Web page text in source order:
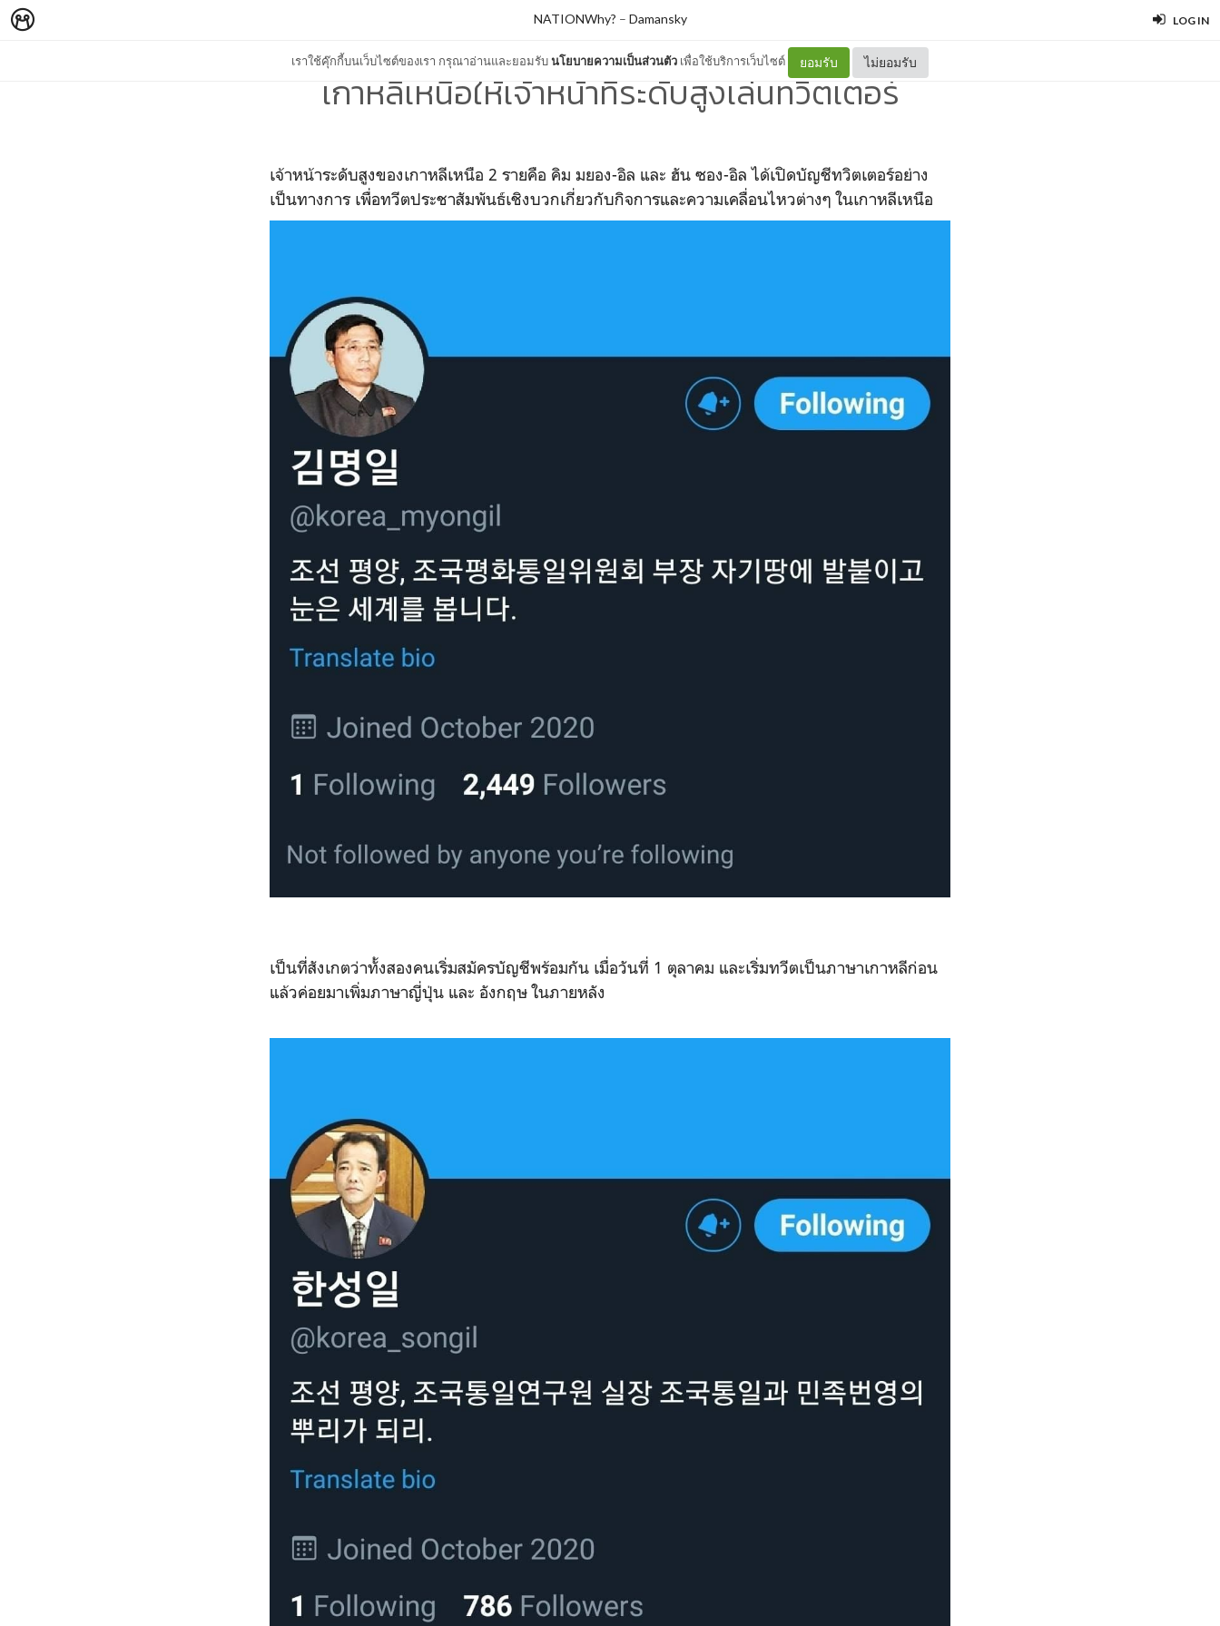
LOG IN
เราใช้คุ๊กกี้บนเว็บไซต์ของเรา กรุณาอ่านและยอมรับนโยบายความเป็นส่วนตัว เพื่อใช้บริการเว็บไซต์ ยอมรับ ไม่ยอมรับ
NATIONWhy? – Damansky
เกาหลีเหนือให้เจ้าหน้าที่ระดับสูงเล่นทวิตเตอร์
เจ้าหน้าระดับสูงของเกาหลีเหนือ 2 รายคือ คิม มยอง-อิล และ ฮัน ซอง-อิล ได้เปิดบัญชีทวิตเตอร์อย่าง
เป็นทางการ เพื่อทวีตประชาสัมพันธ์เชิงบวกเกี่ยวกับกิจการและความเคลื่อนไหวต่างๆ ในเกาหลีเหนือ
เป็นที่สังเกตว่าทั้งสองคนเริ่มสมัครบัญชีพร้อมกัน เมื่อวันที่ 1 ตุลาคม และเริ่มทวีตเป็นภาษาเกาหลีก่อน
แล้วค่อยมาเพิ่มภาษาญี่ปุ่น และ อังกฤษ ในภายหลัง